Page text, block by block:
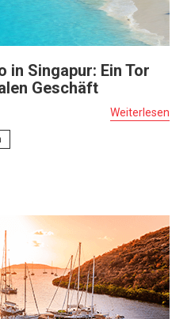
in Singapur: Ein Tor
Geschäft
Weiterlesen